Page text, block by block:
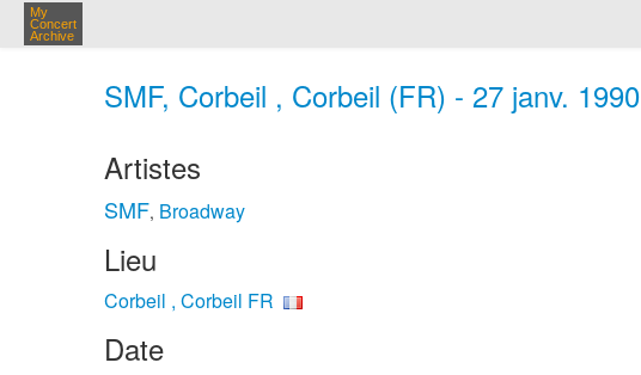
My
Concert
Archive
SMF, Corbeil , Corbeil (FR) - 27 janv. 1990
Artistes
SMF, Broadway
Lieu
Corbeil , Corbeil FR
Date